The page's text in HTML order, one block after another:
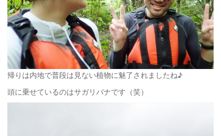
帰りは内地で普段は見ない植物に魅了されましたね♪
頭に乗せているのはサガリバナです（笑）